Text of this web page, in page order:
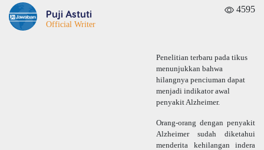
Puji Astuti
Official Writer
4595
Penelitian terbaru pada tikus
menunjukkan bahwa
hilangnya penciuman dapat
menjadi indikator awal
penyakit Alzheimer.
Orang-orang dengan penyakit
Alzheimer sudah diketahui
menderita kehilangan indera